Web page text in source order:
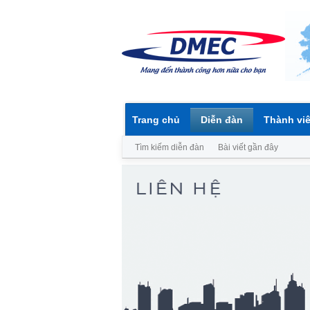
Trang chủ Diễn đàn
Tìm kiếm diễn đàn Bài viết gần đây
Thành